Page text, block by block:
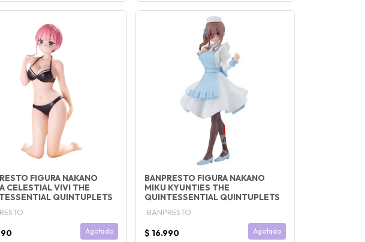
FIGURA NAKANO
CELESTIAL VIVI THE
QUINTUPLETS
Agotado
BANPRESTO FIGURA NAKANO
MIKU KYUNTIES THE
QUINTESSENTIAL QUINTUPLETS
BANPRESTO
$ 16.990 Agotado